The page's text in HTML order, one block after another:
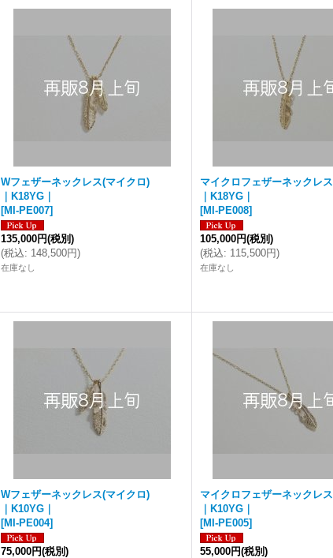
Wフェザーネックレス(マイクロ)
｜K18YG｜
[MI-PE007]
135,000円(税別)
(税込: 148,500円)
在庫なし
マイクロフェザーネックレス
｜K18YG｜
[MI-PE008]
105,000円(税別)
(税込: 115,500円)
在庫なし
Wフェザーネックレス(マイクロ)
｜K10YG｜
[MI-PE004]
75,000円(税別)
マイクロフェザーネックレス
｜K10YG｜
[MI-PE005]
55,000円(税別)